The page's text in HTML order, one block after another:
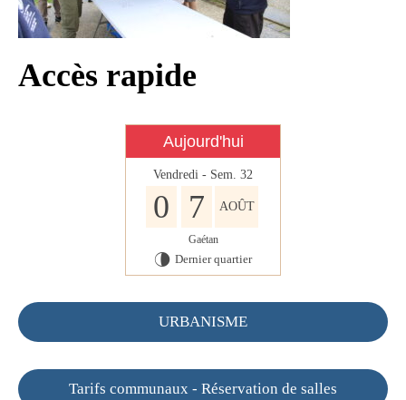
Mes démarches
Faverolles Infos – Format
Séjourner à Faverolles
Nos Partenaires
Accès rapide
Aujourd'hui
Vendredi - Sem. 32
0 7 AOÛT
Gaétan
U Dernier quartier
URBANISME
Tarifs communaux - Réservation de salles